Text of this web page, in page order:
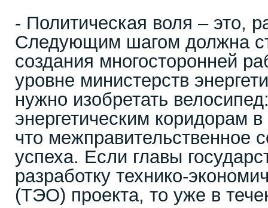
- Политическая воля – это,
Следующим шагом должна
создания многосторонней
уровне министерств
нужно изобретать
энергетическим коридорам
что межправительственное
успеха. Если главы
разработку технико-
(ТЭО) проекта, то уже в